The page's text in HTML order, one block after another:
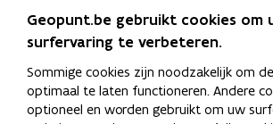
navigeren.
keuze
met
Geopunt.be gebruikt cookies om
surfervaring te verbeteren.
Sommige cookies zijn noodzakelijk om
optimaal te laten functioneren. Andere
optioneel en worden gebruikt om uw